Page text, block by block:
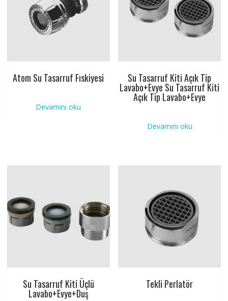
Atom Su Tasarruf Fıskiyesi
Devamını oku
Su Tasarruf Kiti Açık Tip
Lavabo+Evye Su Tasarruf Kiti
Açık Tip Lavabo+Evye
Devamını oku
Su Tasarruf Kiti Üçlü
Lavabo+Evye+Duş
Tekli Perlatör